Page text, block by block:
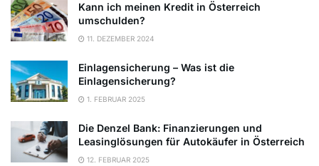
Kann ich meinen Kredit in Österreich
umschulden?
11. DEZEMBER 2024
Einlagensicherung – Was ist die
Einlagensicherung?
1. FEBRUAR 2025
Die Denzel Bank: Finanzierungen und
Leasinglösungen für Autokäufer in Österreich
12. FEBRUAR 2025